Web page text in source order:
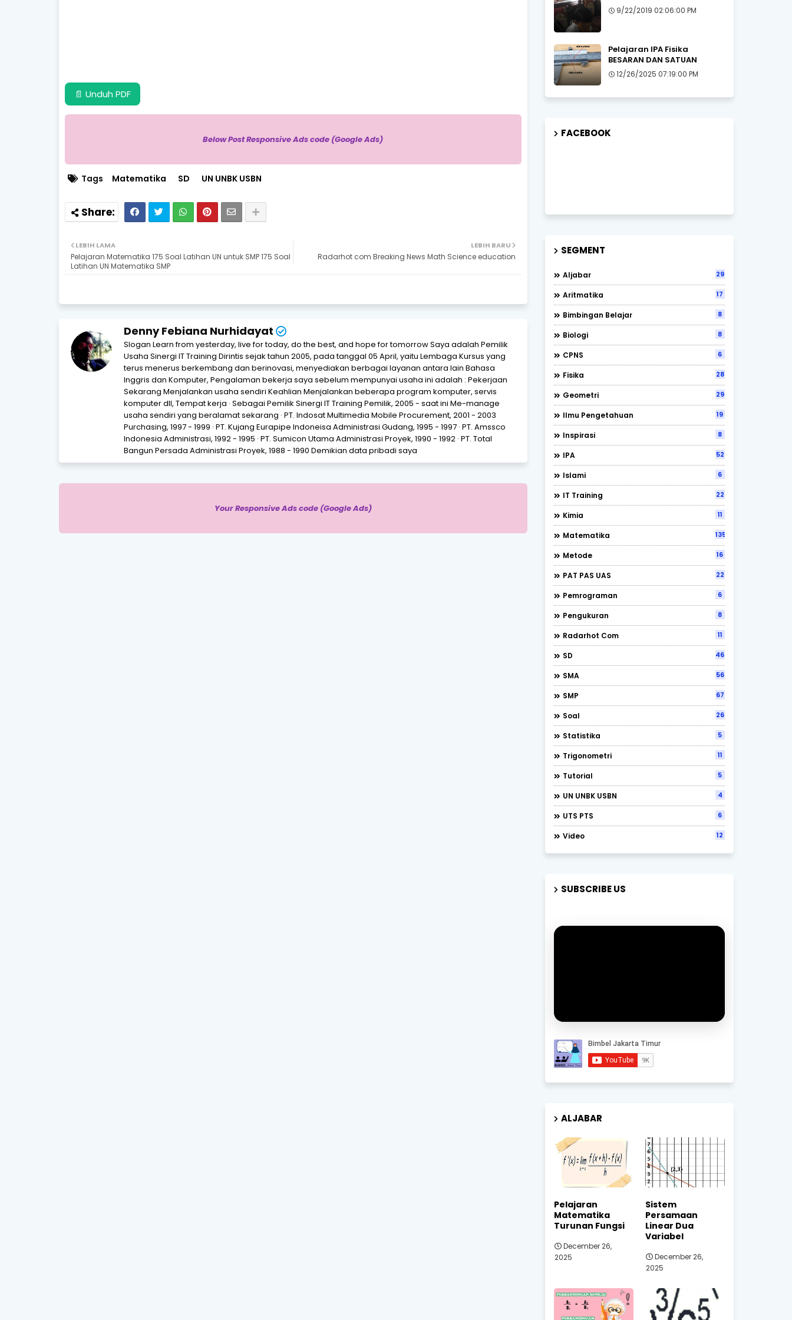
📄 Unduh PDF
Below Post Responsive Ads code (Google Ads)
Tags Matematika SD UN UNBK USBN
LEBIH BARU
Radarhot com Breaking News Math Science education
LEBIH LAMA
Pelajaran Matematika 175 Soal Latihan UN untuk SMP 175 Soal
Latihan UN Matematika SMP
Denny Febiana Nurhidayat
Slogan Learn from yesterday, live for today, do the best, and hope for tomorrow Saya adalah Pemilik
Usaha Sinergi IT Training Dirintis sejak tahun 2005, pada tanggal 05 April, yaitu Lembaga Kursus yang
terus menerus berkembang dan berinovasi, menyediakan berbagai layanan antara lain Bahasa
Inggris dan Komputer, Pengalaman bekerja saya sebelum mempunyai usaha ini adalah : Pekerjaan
Sekarang Menjalankan usaha sendiri Keahlian Menjalankan beberapa program komputer, servis
komputer dll, Tempat kerja · Sebagai Pemilik Sinergi IT Training Pemilik, 2005 - saat ini Me-manage
usaha sendiri yang beralamat sekarang · PT. Indosat Multimedia Mobile Procurement, 2001 - 2003
Purchasing, 1997 - 1999 · PT. Kujang Eurapipe Indoneisa Administrasi Gudang, 1995 - 1997 · PT. Amssco
Indonesia Administrasi, 1992 - 1995 · PT. Sumicon Utama Administrasi Proyek, 1990 - 1992 · PT. Total
Bangun Persada Administrasi Proyek, 1988 - 1990 Demikian data pribadi saya
Your Responsive Ads code (Google Ads)
9/22/2019 02:06:00 PM
Pelajaran IPA Fisika
BESARAN DAN SATUAN
12/26/2025 07:19:00 PM
FACEBOOK
SEGMENT
Aljabar 29
Aritmatika 17
Bimbingan Belajar 8
Biologi 8
CPNS 6
Fisika 28
Geometri 29
Ilmu Pengetahuan 19
Inspirasi 8
IPA 52
Islami 6
IT Training 22
Kimia 11
Matematika 135
Metode 16
PAT PAS UAS 22
Pemrograman 6
Pengukuran 8
Radarhot Com 11
SD 46
SMA 56
SMP 67
Soal 26
Statistika 5
Trigonometri 11
Tutorial 5
UN UNBK USBN 4
UTS PTS 6
Video 12
SUBSCRIBE US
ALJABAR
Pelajaran
Matematika
Turunan Fungsi
December 26,
2025
Sistem
Persamaan
Linear Dua
Variabel
December 26,
2025